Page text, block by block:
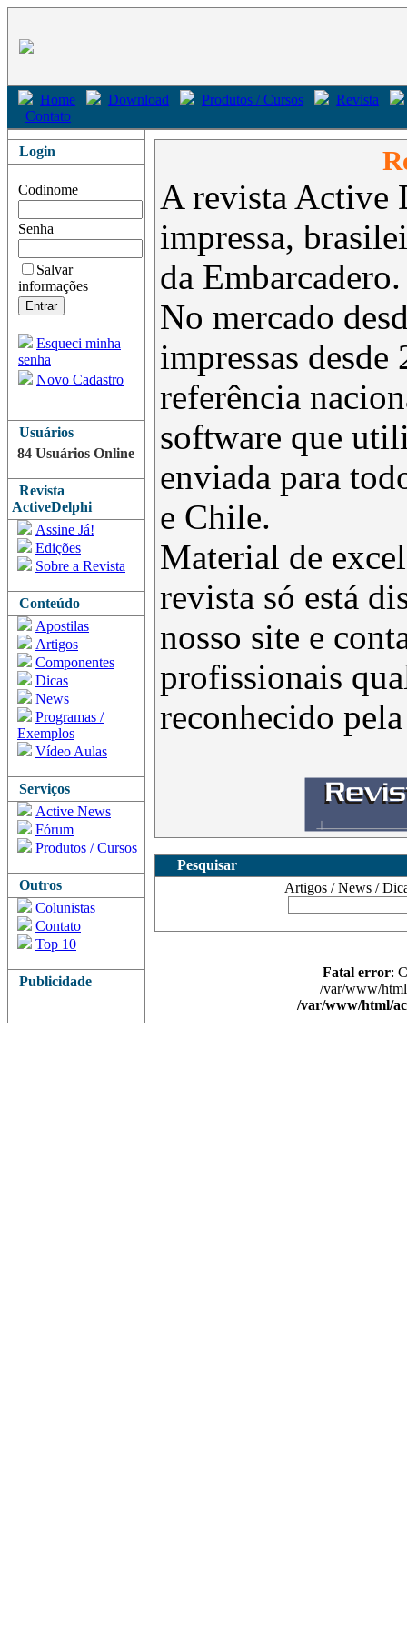
Home Download Produtos / Cursos
Revista
Contato
Login
Codinome
Senha
Salvar
informações
Esqueci minha
senha
Novo Cadastro
Usuários
84 Usuários Online
Revista
ActiveDelphi
Assine Já!
Edições
Sobre a Revista
Conteúdo
Apostilas
Artigos
Componentes
Dicas
News
Programas /
Exemplos
Vídeo Aulas
Serviços
Active News
Fórum
Produtos / Cursos
Outros
Colunistas
Contato
Top 10
Publicidade
A revista Active
impressa,
da Embarcadero.
No mercado
impressas
referência
software que
enviada para
e Chile.
Material de
revista só está
nosso site e
profissionais
reconhecido
Pesquisar
Artigos / News /
Fatal error:
/var/www/
/var/www/html/